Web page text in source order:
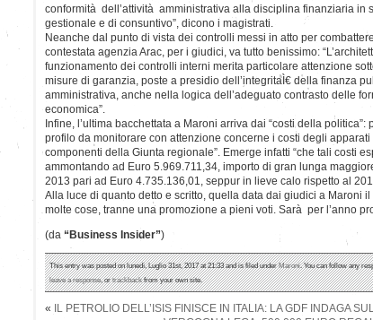
conformità dell’attività amministrativa alla disciplina finanziaria in
gestionale e di consuntivo”, dicono i magistrati.
Neanche dal punto di vista dei controlli messi in atto per
contestata agenzia Arac, per i giudici, va tutto benissimo:
funzionamento dei controlli interni merita particolare attenzione
misure di garanzia, poste a presidio dell’integritaÌ€ della finanza
amministrativa, anche nella logica dell’adeguato contrasto delle
economica”.
Infine, l’ultima bacchettata a Maroni arriva dai “costi della politica”:
profilo da monitorare con attenzione concerne i costi degli
componenti della Giunta regionale”. Emerge infatti “che tali costi
ammontando ad Euro 5.969.711,34, importo di gran lunga
2013 pari ad Euro 4.735.136,01, seppur in lieve calo rispetto al
Alla luce di quanto detto e scritto, quella data dai giudici a Maroni
molte cose, tranne una promozione a pieni voti. Sarà per l’anno
(da “Business Insider”)
This entry was posted on lunedì, Luglio 31st, 2017 at 21:33 and is filed underMaroni. You can follow any
leave a response, ortrackbackfrom your own site.
«
IL PETROLIO DELL’ISIS FINISCE IN ITALIA: LA GDF INDAGA